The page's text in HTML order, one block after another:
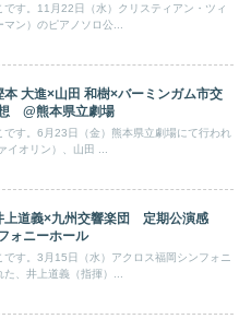
です。11月22日（水）クリスティアン・ツィ
ン）のピアノソロ公...
本 大進×山田 和樹×バーミンガム市交
@熊本県立劇場
です。6月23日（金）熊本県立劇場にて行われ
イオリン）、山田 ...
上道義×九州交響楽団 定期公演感
ォニーホール
です。3月15日（水）アクロス福岡シンフォニ
、井上道義（指揮）...